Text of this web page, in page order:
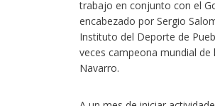
trabajo en conjunto con el
encabezado por Sergio
Instituto del Deporte de
veces campeona mundial de
Navarro.